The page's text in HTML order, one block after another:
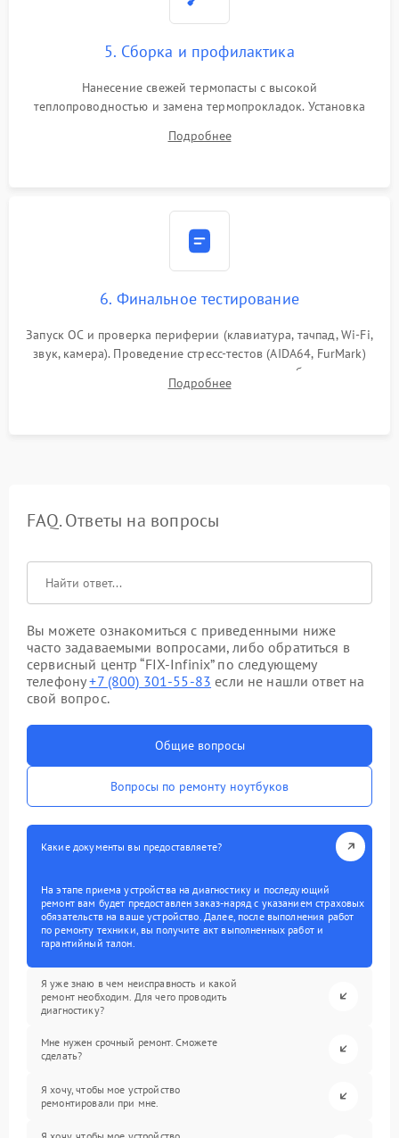
5. Сборка и профилактика
Нанесение свежей термопасты с высокой
теплопроводностью и замена термопрокладок. Установка
шлейфов, модулей памяти и накопителей. Предварительная
Подробнее
6. Финальное тестирование
Запуск ОС и проверка периферии (клавиатура, тачпад, Wi-Fi,
звук, камера). Проведение стресс-тестов (AIDA64, FurMark)
для контроля температурного режима и стабильности
системы под пиковой нагрузкой.
Подробнее
FAQ. Ответы на вопросы
Вы можете ознакомиться с приведенными ниже
часто задаваемыми вопросами, либо обратиться в
сервисный центр “FIX-Infinix” по следующему
телефону+7 (800) 301-55-83 если не нашли ответ на
свой вопрос.
Общие вопросы
Вопросы по ремонту ноутбуков
Какие документы вы предоставляете?
На этапе приема устройства на диагностику и последующий
ремонт вам будет предоставлен заказ-наряд с указанием страховых
обязательств на ваше устройство. Далее, после выполнения работ
по ремонту техники, вы получите акт выполненных работ и
гарантийный талон.
Я уже знаю в чем неисправность и какой
ремонт необходим. Для чего проводить
диагностику?
Мне нужен срочный ремонт. Сможете
сделать?
Я хочу, чтобы мое устройство
ремонтировали при мне.